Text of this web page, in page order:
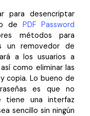
para desencriptar
de
PDF Password
métodos para
un removedor de
a los usuarios a
como eliminar las
copia. Lo bueno de
es que no
tiene una interfaz
sencillo sin ningún